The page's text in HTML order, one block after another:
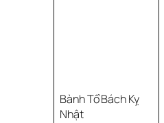
Bành Tổ Bách Kỵ
Nhật